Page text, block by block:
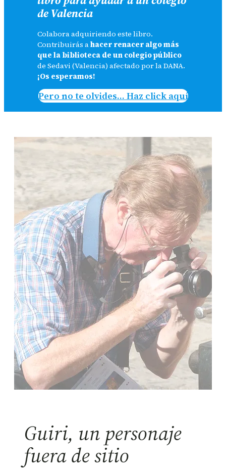
de Valencia
Colabora adquiriendo este libro.
Contribuirás ahacer renacer algo más
que la biblioteca de un colegio público
de Sedavi (Valencia) afectado por la DANA.
¡Os esperamos!
Pero no te olvides… Haz click aquí
Guiri, un personaje
fuera de sitio